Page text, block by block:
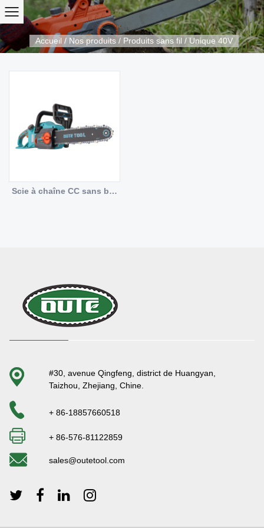
Accueil / Nos produits / Produits sans fil / Unique 40V
Scie à chaîne CC sans balais OT8C103S 40 V
#30, avenue Qingfeng, district de Huangyan,
Taizhou, Zhejiang, Chine.
+ 86-18857660518
+ 86-576-81122859
sales@outetool.com